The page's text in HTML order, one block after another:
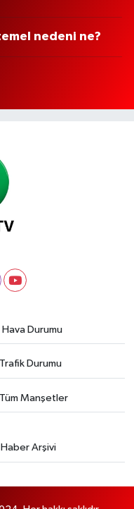
nedeni ne?
Hava Durumu
Trafik Durumu
Tüm Manşetler
Haber Arşivi